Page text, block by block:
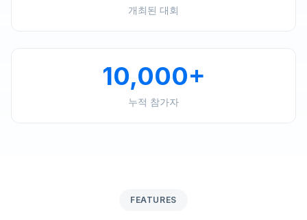
개최된 대회
10,000+
누적 참가자
FEATURES